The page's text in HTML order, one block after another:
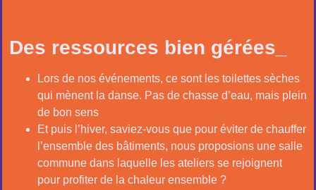
Des ressources bien gérées_
Lors de nos événements, ce sont les toilettes sèches
qui mènent la danse. Pas de chasse d’eau, mais plein
de bon sens
Et puis l’hiver, saviez-vous que pour éviter de chauffer
l’ensemble des bâtiments, nous proposions une salle
commune dans laquelle les ateliers se rejoignent
pour profiter de la chaleur ensemble ?